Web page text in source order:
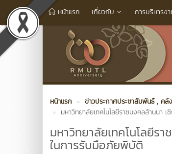
หน้าแรก เกี่ยวกับ การบริหารง
หน้าแรก ข่าวประกาศประชาสัมพันธ์ , คลั
มหาวิทยาลัยเทคโนโลยีราชมงคลล้านนา
มหาวิทยาลัยเทคโนโลยีร
ในการรับมือภัยพิบัติ